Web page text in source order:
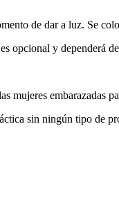
de dar a luz. Se
opcional y dependerá
mujeres embarazadas
sin ningún tipo de